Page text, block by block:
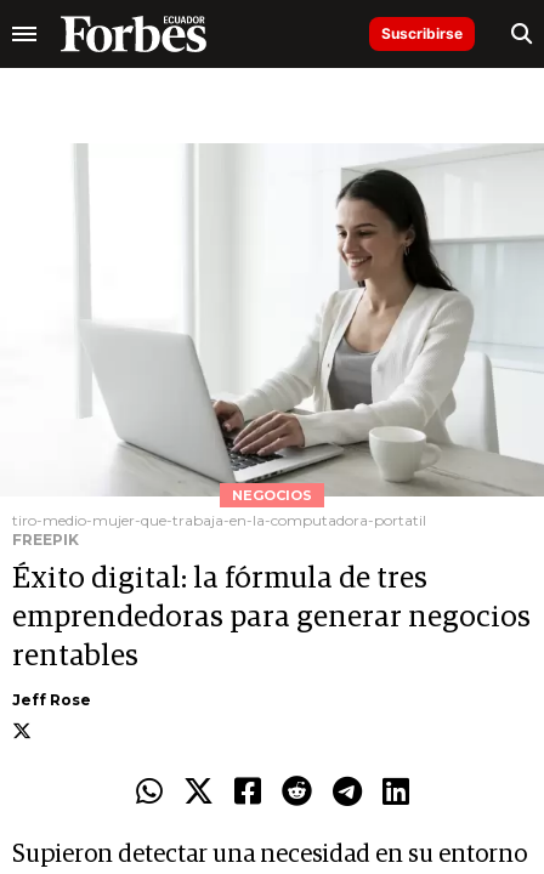
Suscribirse
NEGOCIOS
tiro-medio-mujer-que-trabaja-en-la-computadora-portatil
FREEPIK
Éxito digital: la fórmula de tres
emprendedoras para generar negocios
rentables
Jeff Rose
Supieron detectar una necesidad en su entorno